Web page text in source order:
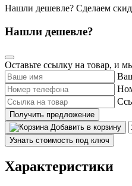
Нашли дешевле? Сделаем
Нашли дешевле?
Оставьте ссылку на товар, и
Получить предложение
Добавить в корзину
Узнать стоимость под ключ
Характеристики